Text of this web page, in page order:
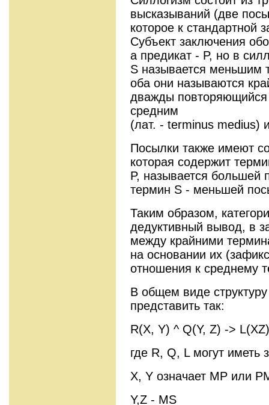
высказываний (две
которое к стандартной
Субъект заключения
а предикат - P, но в
S называется
оба они называются
дважды повторяющийся
средним
(лат. - terminus medius)
Посылки также имеют
которая содержит
P, называется
термин S - меньшей
Таким образом,
дедуктивный вывод, в
между крайними
на основании их
отношения к среднему
В общем виде
представить так:
R(X, Y) ^ Q(Y, Z) ->
где R, Q, L могут иметь
X, Y означает MP или
Y,Z - MS